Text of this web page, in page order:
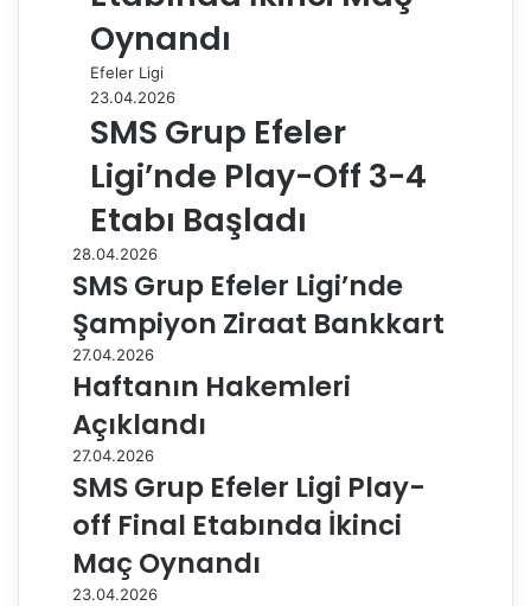
Oynandı
Efeler Ligi
23.04.2026
SMS Grup Efeler
Ligi’nde Play-Off 3-4
Etabı Başladı
28.04.2026
SMS Grup Efeler Ligi’nde
Şampiyon Ziraat Bankkart
27.04.2026
Haftanın Hakemleri
Açıklandı
27.04.2026
SMS Grup Efeler Ligi Play-
off Final Etabında İkinci
Maç Oynandı
23.04.2026